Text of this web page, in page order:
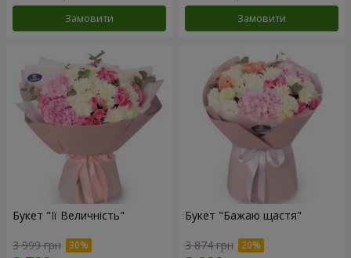
Замовити Замовити
Букет "Її Величність"
3 999 грн
Букет "Бажаю щастя"
3 874 грн